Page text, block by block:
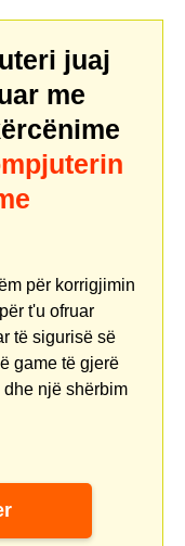
juaj
me
për korrigjimin
t'u ofruar
të sigurisë së
game të gjerë
dhe një shërbim